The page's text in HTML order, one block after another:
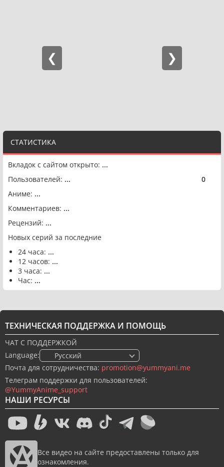
СТАТИСТИКА
Вкладок с сайтом открыто: ...
Пользователей: ... 0
Аниме: ...
Комментариев: ...
Рецензий: ...
Новых серий за последние
24 часа: ...
12 часов: ...
3 часа: ...
Час: ...
НАШИ РЕСУРСЫ
Все видео на сайте предоставлены только для
ознакомления.
ТЕХНИЧЕСКАЯ ПОДДЕРЖКА И ПОМОЩЬ
ЧАТ С ПОДДЕРЖКОЙ
Language:
🇷🇺 Русский
Почта для сотрудничества: promotion@yummyani.me
Телеграм поддержки для пользователей:
@YummyAnime_support